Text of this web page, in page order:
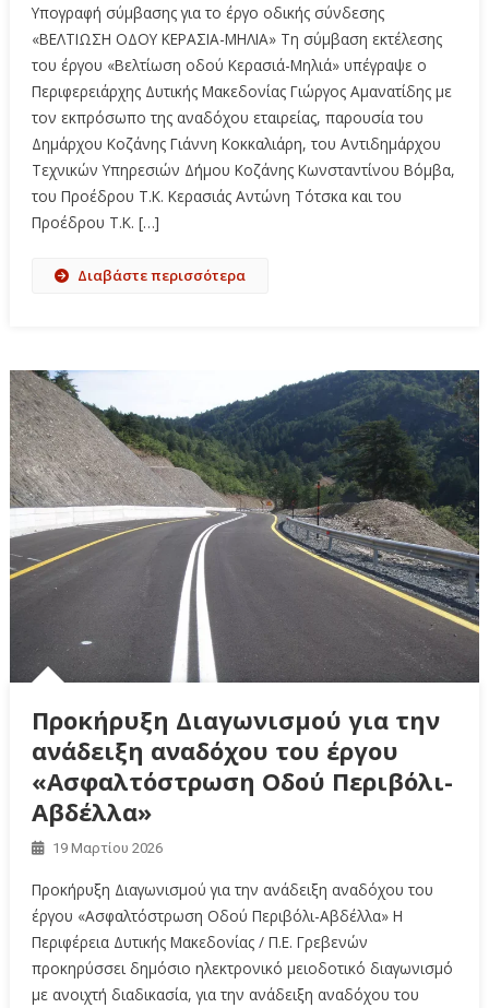
Υπογραφή σύμβασης για το έργο οδικής σύνδεσης
«ΒΕΛΤΙΩΣΗ ΟΔΟΥ ΚΕΡΑΣΙΑ-ΜΗΛΙΑ» Τη σύμβαση εκτέλεσης
του έργου «Βελτίωση οδού Κερασιά-Μηλιά» υπέγραψε ο
Περιφερειάρχης Δυτικής Μακεδονίας Γιώργος Αμανατίδης με
τον εκπρόσωπο της αναδόχου εταιρείας, παρουσία του
Δημάρχου Κοζάνης Γιάννη Κοκκαλιάρη, του Αντιδημάρχου
Τεχνικών Υπηρεσιών Δήμου Κοζάνης Κωνσταντίνου Βόμβα,
του Προέδρου Τ.Κ. Κερασιάς Αντώνη Τότσκα και του
Προέδρου Τ.Κ. […]
Διαβάστε περισσότερα
Προκήρυξη Διαγωνισμού για την
ανάδειξη αναδόχου του έργου
«Ασφαλτόστρωση Οδού Περιβόλι-
Αβδέλλα»
19 Μαρτίου 2026
Προκήρυξη Διαγωνισμού για την ανάδειξη αναδόχου του
έργου «Ασφαλτόστρωση Οδού Περιβόλι-Αβδέλλα» Η
Περιφέρεια Δυτικής Μακεδονίας / Π.Ε. Γρεβενών
προκηρύσσει δημόσιο ηλεκτρονικό μειοδοτικό διαγωνισμό
με ανοιχτή διαδικασία, για την ανάδειξη αναδόχου του